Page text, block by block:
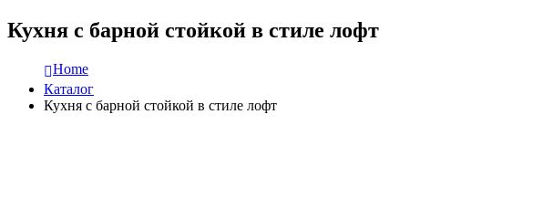
Кухня с барной стойкой в стиле лофт
Home
Каталог
Кухня с барной стойкой в стиле лофт